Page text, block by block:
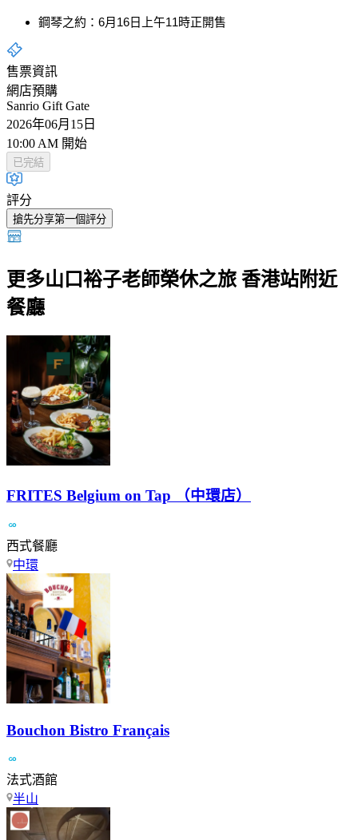
鋼琴之約：6月16日上午11時正開售
售票資訊
網店預購
Sanrio Gift Gate
2026年06月15日
10:00 AM 開始
已完結
評分
搶先分享第一個評分
更多山口裕子老師榮休之旅 香港站附近
餐廳
FRITES Belgium on Tap （中環店）
西式餐廳
中環
Bouchon Bistro Français
法式酒館
半山